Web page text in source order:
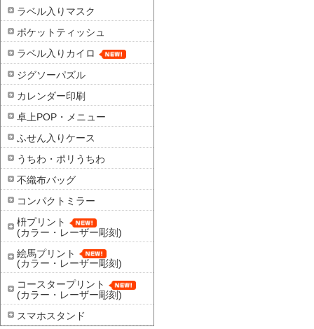
ラベル入りマスク
ポケットティッシュ
ラベル入りカイロ
ジグソーパズル
カレンダー印刷
卓上POP・メニュー
ふせん入りケース
うちわ・ポリうちわ
不織布バッグ
コンパクトミラー
枡プリント
(カラー・レーザー彫刻)
絵馬プリント
(カラー・レーザー彫刻)
コースタープリント
(カラー・レーザー彫刻)
スマホスタンド